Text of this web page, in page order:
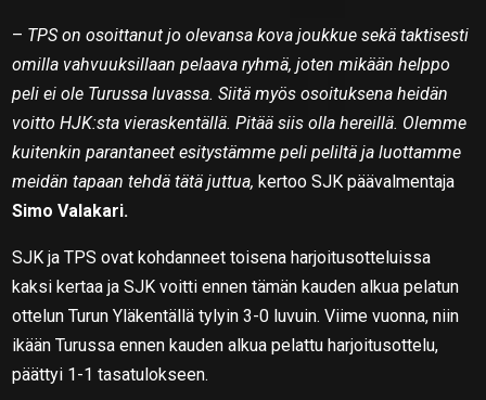
– TPS on osoittanut jo olevansa kova joukkue sekä taktisesti
omilla vahvuuksillaan pelaava ryhmä, joten mikään helppo
peli ei ole Turussa luvassa. Siitä myös osoituksena heidän
voitto HJK:sta vieraskentällä. Pitää siis olla hereillä. Olemme
kuitenkin parantaneet esitystämme peli peliltä ja luottamme
meidän tapaan tehdä tätä juttua, kertoo SJK päävalmentaja
Simo Valakari.
SJK ja TPS ovat kohdanneet toisena harjoitusotteluissa
kaksi kertaa ja SJK voitti ennen tämän kauden alkua pelatun
ottelun Turun Yläkentällä tylyin 3-0 luvuin. Viime vuonna, niin
ikään Turussa ennen kauden alkua pelattu harjoitusottelu,
päättyi 1-1 tasatulokseen.